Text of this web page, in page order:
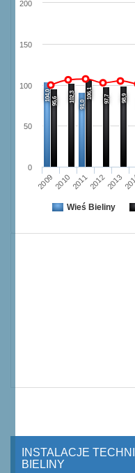
104,0
91,0
95,6 102,3 106,1 97,7 98,9
20092010201120122013
0
50
100
150
200
Wieś Bieliny
INSTALACJE
BIELINY